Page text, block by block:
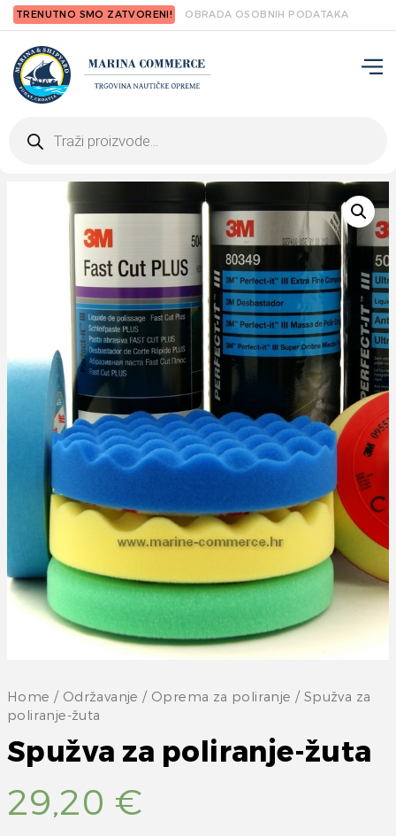
TRENUTNO SMO ZATVORENI! OBRADA OSOBNIH PODATAKA
search
Home / Održavanje / Oprema za poliranje / Spužva za
poliranje-žuta
Spužva za poliranje-žuta
29,20 €